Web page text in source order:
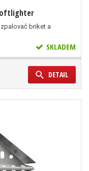
briket a
SKLADEM
DETAIL